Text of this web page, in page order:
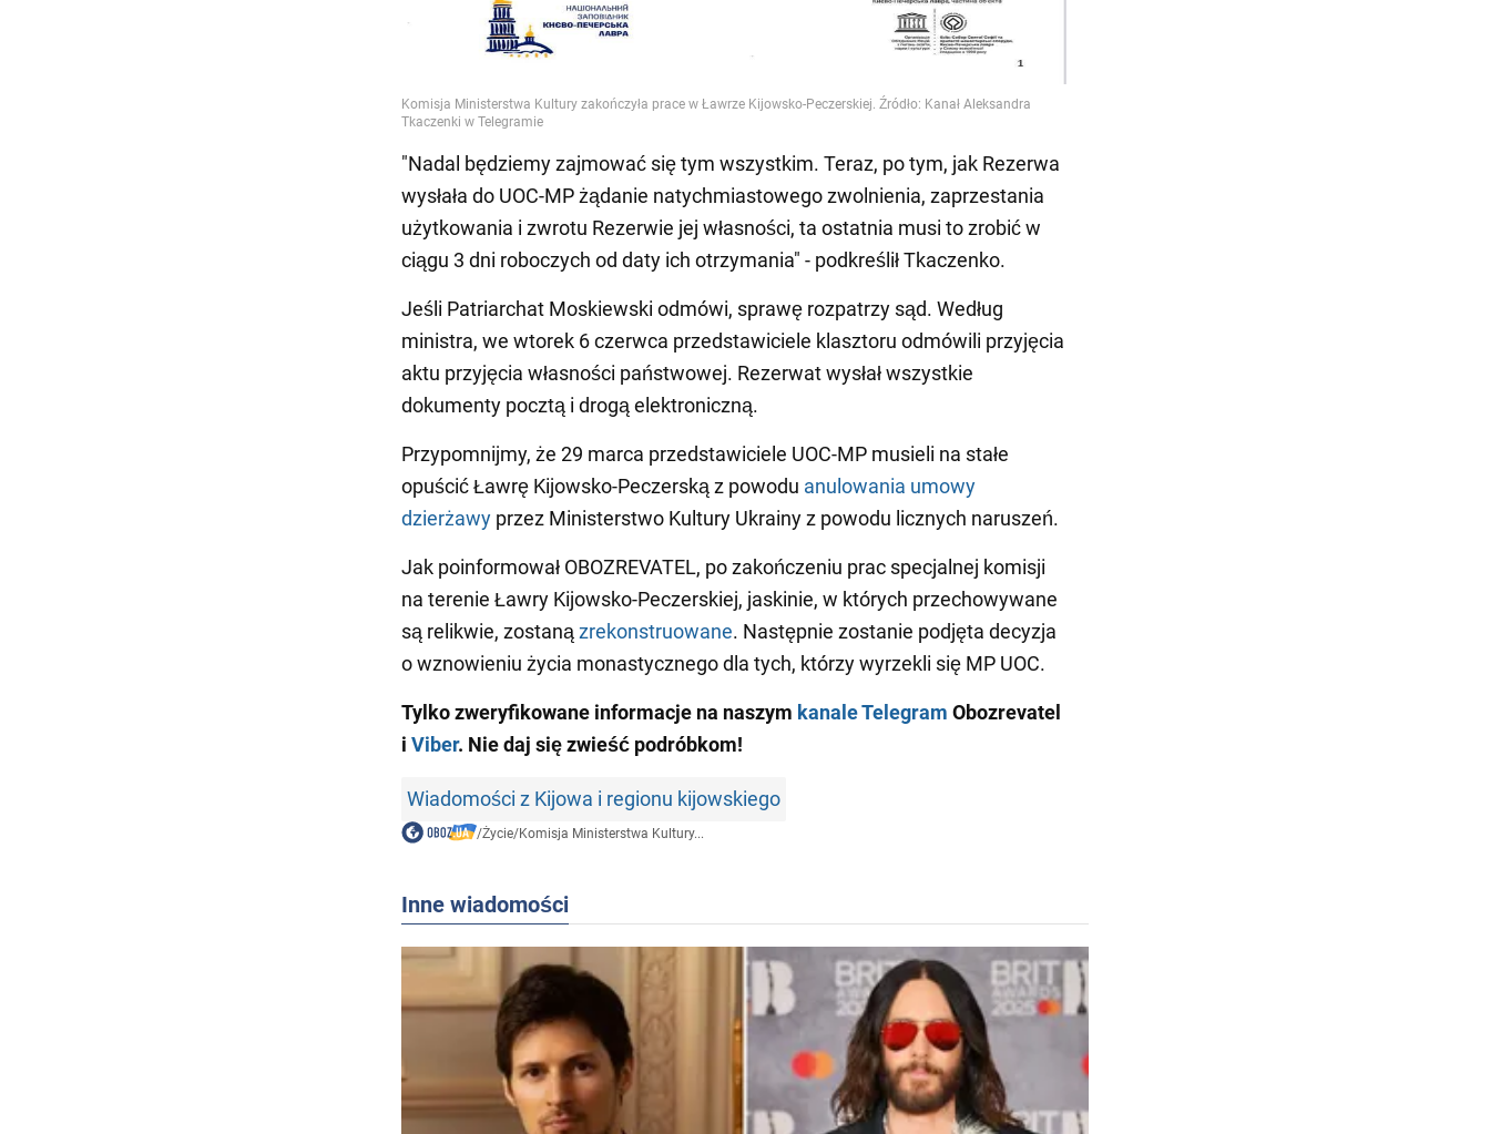
"Nadal będziemy zajmować się tym wszystkim. Teraz, po tym, jak Rezerwa
wysłała do UOC-MP żądanie natychmiastowego zwolnienia, zaprzestania
użytkowania i zwrotu Rezerwie jej własności, ta ostatnia musi to zrobić w
ciągu 3 dni roboczych od daty ich otrzymania" - podkreślił Tkaczenko.
Jeśli Patriarchat Moskiewski odmówi, sprawę rozpatrzy sąd. Według
ministra, we wtorek 6 czerwca przedstawiciele klasztoru odmówili przyjęcia
aktu przyjęcia własności państwowej. Rezerwat wysłał wszystkie
dokumenty pocztą i drogą elektroniczną.
Przypomnijmy, że 29 marca przedstawiciele UOC-MP musieli na stałe
opuścić Ławrę Kijowsko-Peczerską z powodu anulowania umowy
dzierżawy przez Ministerstwo Kultury Ukrainy z powodu licznych naruszeń.
Jak poinformował OBOZREVATEL, po zakończeniu prac specjalnej komisji
na terenie Ławry Kijowsko-Peczerskiej, jaskinie, w których przechowywane
są relikwie, zostanązrekonstruowane. Następnie zostanie podjęta decyzja
o wznowieniu życia monastycznego dla tych, którzy wyrzekli się MP UOC.
Tylko zweryfikowane informacje na naszym kanale Telegram Obozrevatel
i Viber. Nie daj się zwieść podróbkom!
Wiadomości z Kijowa i regionu kijowskiego
/Życie/Komisja Ministerstwa Kultury...
Inne wiadomości